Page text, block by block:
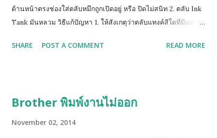
ด้านหน้าตรงช่องใส่ตลับหมึกถูกเปิดอยู่ หรือ ปิดไม่สนิท 2. ตลับ Ink
Tank มันหลวม วิธีแก้ปัญหา 1. ให้สังเกตุว่าตลับแทงค์สีใดที่มีแท่ง
ฐานตลับแทงค์สีนั้น 2. หากยังฟ้องคำสั่งเดิมให้ถอดตลับทั้งหมดออก
อยู่ด้านข้าง)
SHARE POST A COMMENT READ MORE
Brother พิมพ์งานไม่ออก
November 02, 2014